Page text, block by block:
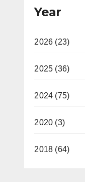
Year
2026 (23)
2025 (36)
2024 (75)
2020 (3)
2018 (64)